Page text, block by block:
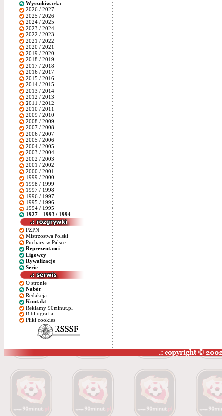
Wyszukiwarka
2026 / 2027
2025 / 2026
2024 / 2025
2023 / 2024
2022 / 2023
2021 / 2022
2020 / 2021
2019 / 2020
2018 / 2019
2017 / 2018
2016 / 2017
2015 / 2016
2014 / 2015
2013 / 2014
2012 / 2013
2011 / 2012
2010 / 2011
2009 / 2010
2008 / 2009
2007 / 2008
2006 / 2007
2005 / 2006
2004 / 2005
2003 / 2004
2002 / 2003
2001 / 2002
2000 / 2001
1999 / 2000
1998 / 1999
1997 / 1998
1996 / 1997
1995 / 1996
1994 / 1995
1927 - 1993 / 1994
PZPN
Mistrzostwa Polski
Puchary w Polsce
Reprezentanci
Ligowcy
Rywalizacje
Serie
O stronie
Nabór
Redakcja
Kontakt
Reklamy 90minut.pl
Bibliografia
Pliki cookies